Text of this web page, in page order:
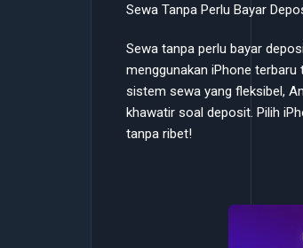
Sewa Tanpa Perlu Bayar
Sewa tanpa perlu bayar
menggunakan iPhone terbaru
sistem sewa yang fleksibel,
khawatir soal deposit. Pilih
tanpa ribet!